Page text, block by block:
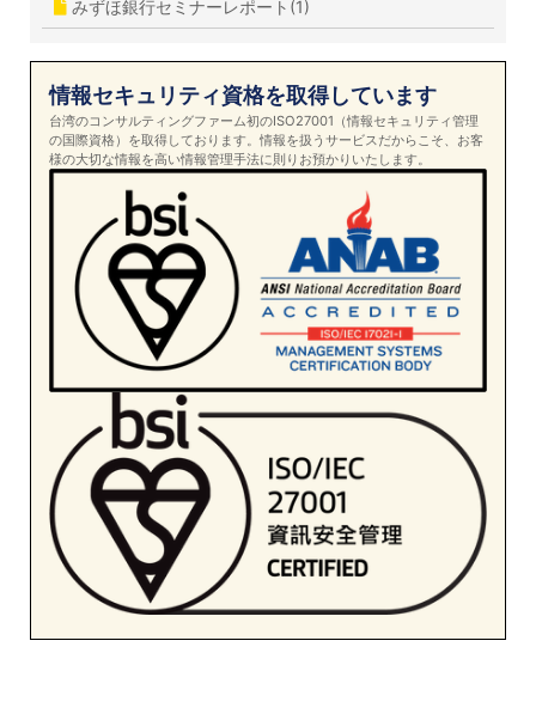
みずほ銀行セミナーレポート(1)
情報セキュリティ資格を取得しています
台湾のコンサルティングファーム初のISO27001（情報セキュリティ管理
の国際資格）を取得しております。情報を扱うサービスだからこそ、お客
様の大切な情報を高い情報管理手法に則りお預かりいたします。